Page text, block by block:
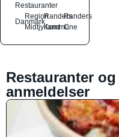
Restauranter
Danmark
Region
Midtjylland
Randers
Kommune
Randers
C
Restauranter
anmeldelser